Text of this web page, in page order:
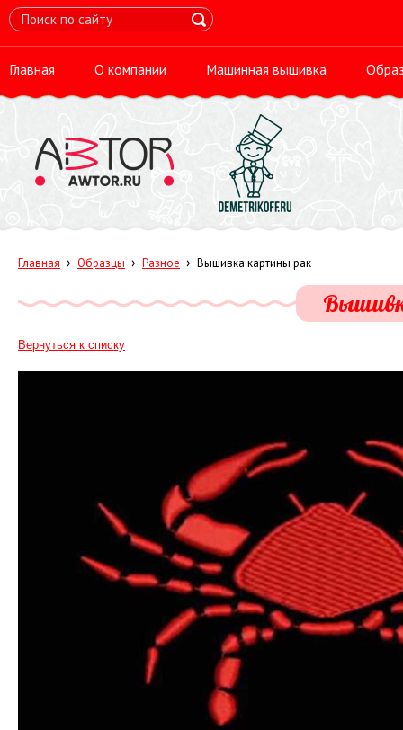
Главная О компании Машинная вышивка
Главная › Образцы › Разное › Вышивка картины рак
Вернуться к списку